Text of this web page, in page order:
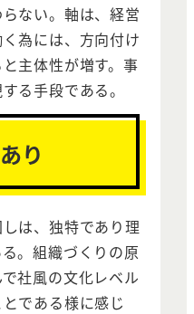
ない。軸は、経営
為には、方向付け
主体性が増す。事
る手段である。
り
は、独特であり理
。組織づくりの原
社風の文化レベル
である様に感じ